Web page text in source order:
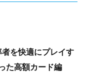
者を快適にプレイす
た高額カード編